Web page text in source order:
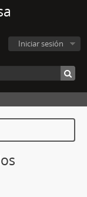
Iniciar sesión